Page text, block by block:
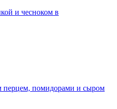
и чесноком в
перцем, помидорами и сыром